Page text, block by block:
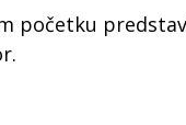
početku